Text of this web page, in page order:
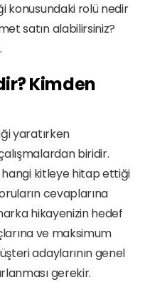
konusundaki rolü nedir
satın alabilirsiniz?
Kimden
yaratırken
biridir.
kitleye hitap ettiği
cevaplarına
hikayenizin hedef
ve maksimum
adaylarının genel
gerekir.